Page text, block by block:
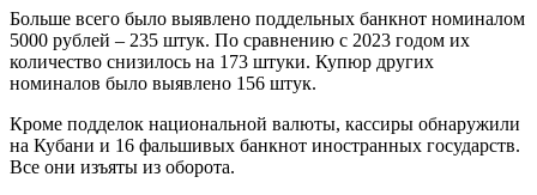
Больше всего было выявлено поддельных банкнот номиналом
5000 рублей – 235 штук. По сравнению с 2023 годом их
количество снизилось на 173 штуки. Купюр других
номиналов было выявлено 156 штук.
Кроме подделок национальной валюты, кассиры обнаружили
на Кубани и 16 фальшивых банкнот иностранных государств.
Все они изъяты из оборота.